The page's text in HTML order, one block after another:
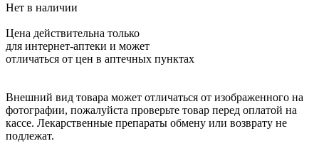
Нет в наличии
Цена действительна только
для интернет-аптеки и может
отличаться от цен в аптечных пунктах
Внешний вид товара может отличаться от изображенного на
фотографии, пожалуйста проверьте товар перед оплатой на
кассе. Лекарственные препараты обмену или возврату не
подлежат.